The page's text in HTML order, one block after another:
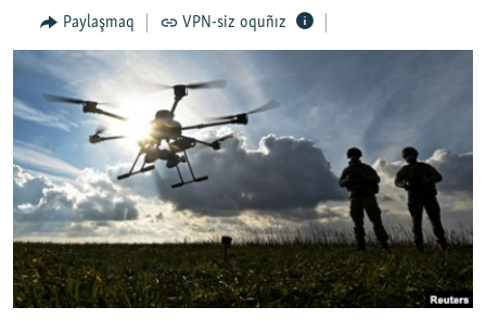
VİDEO
SÜRET
BLOGLAR
FİKİR
Русский
Українською
QOŞULIÑIZ!
Paylaşmaq VPN-siz oquñız